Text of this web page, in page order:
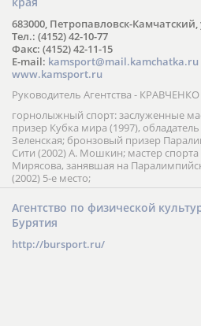
683000, Петропавловск-Камчатский,
Тел.: (4152) 42-10-77
Факс: (4152) 42-11-15
E-mail: kamsport@mail.kamchatka.ru
www.kamsport.ru
Руководитель Агентства -
горнолыжный спорт: заслуженные
призер Кубка мира (1997),
Зеленская; бронзовый призер
Сити (2002) А. Мошкин; мастер
Мирясова, занявшая на
(2002) 5-е место;
Агентство по физической
Бурятия
http://bursport.ru/